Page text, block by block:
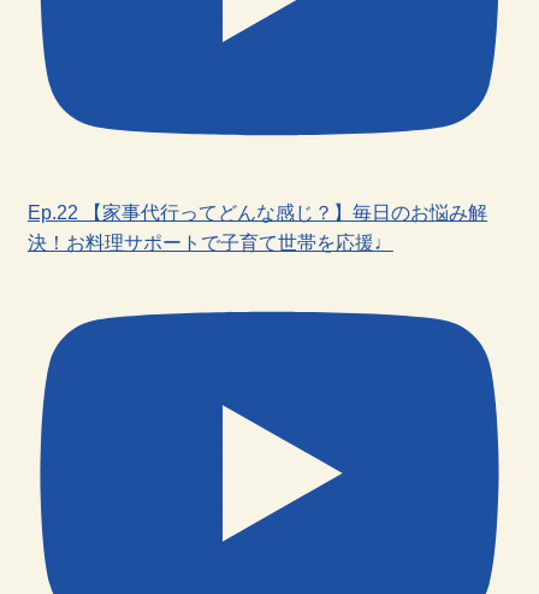
Ep.22 【家事代行ってどんな感じ？】毎日のお悩み解
決！お料理サポートで子育て世帯を応援♩